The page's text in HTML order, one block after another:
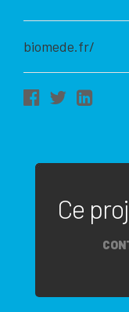
biomede.fr/
Ce